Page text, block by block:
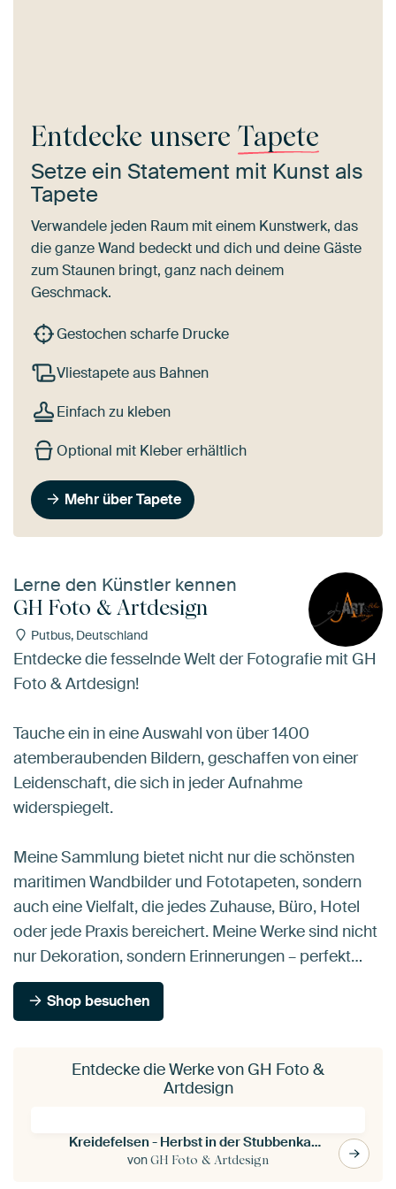
Entdecke unsere Tapete
Setze ein Statement mit Kunst als
Tapete
Verwandele jeden Raum mit einem Kunstwerk, das
die ganze Wand bedeckt und dich und deine Gäste
zum Staunen bringt, ganz nach deinem
Geschmack.
Gestochen scharfe Drucke
Vliestapete aus Bahnen
Einfach zu kleben
Optional mit Kleber erhältlich
Mehr über Tapete
Lerne den Künstler kennen
GH Foto & Artdesign
Putbus, Deutschland
Entdecke die fesselnde Welt der Fotografie mit GH
Foto & Artdesign!
Tauche ein in eine Auswahl von über 1400
atemberaubenden Bildern, geschaffen von einer
Leidenschaft, die sich in jeder Aufnahme
widerspiegelt.
Meine Sammlung bietet nicht nur die schönsten
maritimen Wandbilder und Fototapeten, sondern
auch eine Vielfalt, die jedes Zuhause, Büro, Hotel
oder jede Praxis bereichert. Meine Werke sind nicht
nur Dekoration, sondern Erinnerungen – perfekt…
Shop besuchen
Entdecke die Werke von GH Foto &
Artdesign
Kreidefelsen - Herbst in der Stubbenkammer
vonGH Foto & Artdesign